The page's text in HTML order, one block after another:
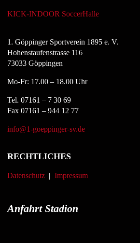
KICK-INDOOR SoccerHalle
1. Göppinger Sportverein 1895 e. V.
Hohenstaufenstrasse 116
73033 Göppingen
Mo-Fr: 17.00 – 18.00 Uhr
Tel. 07161 – 7 30 69
Fax 07161 – 944 12 77
info@1-goeppinger-sv.de
RECHTLICHES
Datenschutz | Impressum
Anfahrt Stadion